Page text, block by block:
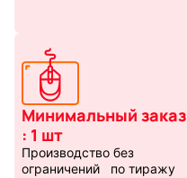
Минимальный заказ
: 1 шт
Производство без
ограничений по тиражу